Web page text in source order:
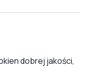
dobrej jakości,